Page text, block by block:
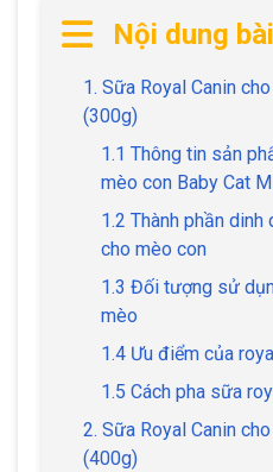
Nội dung
1. Sữa Royal Canin
(300g)
1.1 Thông tin sản
mèo con Baby Cat
1.2 Thành phần
cho mèo con
1.3 Đối tượng sử
mèo
1.4 Ưu điểm của
1.5 Cách pha sữa
2. Sữa Royal Canin
(400g)